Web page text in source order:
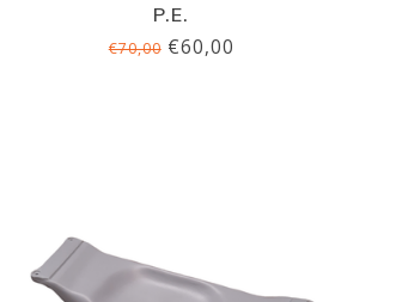
P.E.
€70,00€60,00